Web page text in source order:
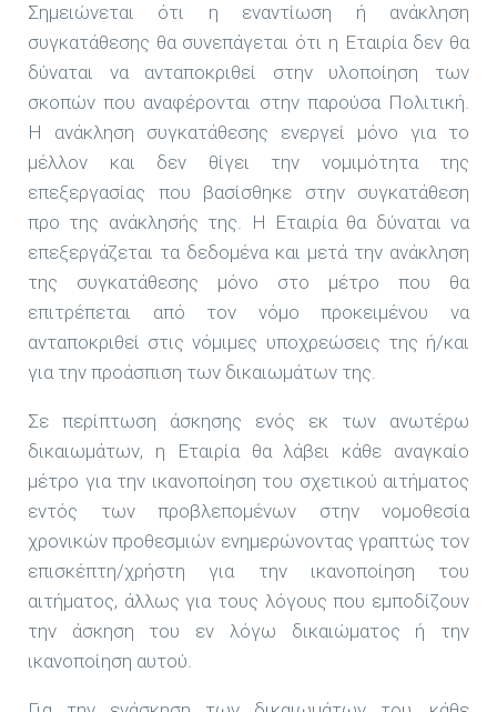
Σημειώνεται ότι η εναντίωση ή ανάκληση
συγκατάθεσης θα συνεπάγεται ότι η Εταιρία δεν θα
δύναται να ανταποκριθεί στην υλοποίηση των
σκοπών που αναφέρονται στην παρούσα Πολιτική.
Η ανάκληση συγκατάθεσης ενεργεί μόνο για το
μέλλον και δεν θίγει την νομιμότητα της
επεξεργασίας που βασίσθηκε στην συγκατάθεση
προ της ανάκλησής της. Η Εταιρία θα δύναται να
επεξεργάζεται τα δεδομένα και μετά την ανάκληση
της συγκατάθεσης μόνο στο μέτρο που θα
επιτρέπεται από τον νόμο προκειμένου να
ανταποκριθεί στις νόμιμες υποχρεώσεις της ή/και
για την προάσπιση των δικαιωμάτων της.
Σε περίπτωση άσκησης ενός εκ των ανωτέρω
δικαιωμάτων, η Εταιρία θα λάβει κάθε αναγκαίο
μέτρο για την ικανοποίηση του σχετικού αιτήματος
εντός των προβλεπομένων στην νομοθεσία
χρονικών προθεσμιών ενημερώνοντας γραπτώς τον
επισκέπτη/χρήστη για την ικανοποίηση του
αιτήματος, άλλως για τους λόγους που εμποδίζουν
την άσκηση του εν λόγω δικαιώματος ή την
ικανοποίηση αυτού.